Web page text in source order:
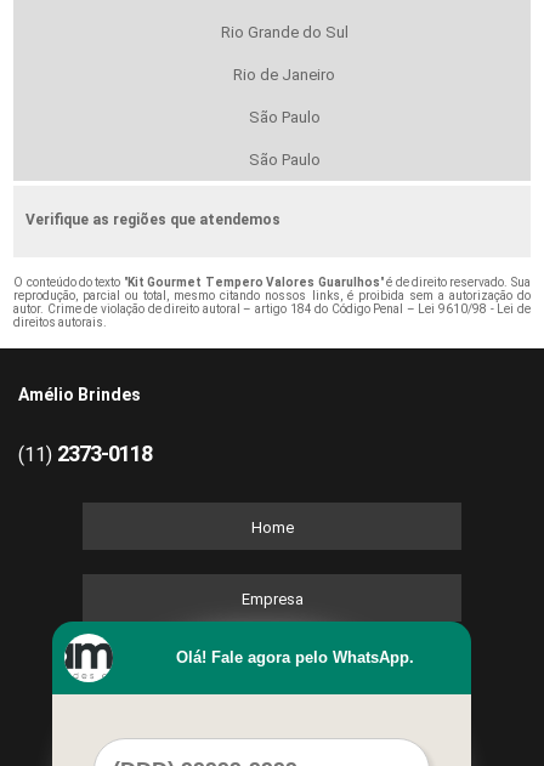
Rio Grande do Sul
Rio de Janeiro
São Paulo
São Paulo
Verifique as regiões que atendemos
O conteúdo do texto "Kit Gourmet Tempero Valores Guarulhos" é de direito reservado. Sua
reprodução, parcial ou total, mesmo citando nossos links, é proibida sem a autorização do
autor. Crime de violação de direito autoral – artigo 184 do Código Penal –
Lei 9610/98 - Lei de
direitos autorais
Amélio Brindes
(11) 2373-0118
Home
Empresa
Missão
Kits
Olá! Fale agora pelo WhatsApp.